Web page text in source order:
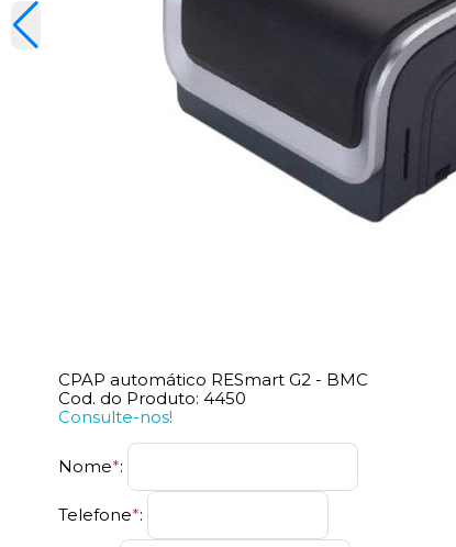
CPAP automático RESmart G2 - BMC
Cod. do Produto: 4450
Consulte-nos!
Nome*:
Telefone*: